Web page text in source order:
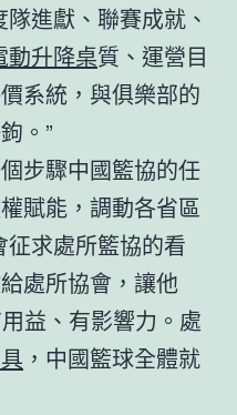
進獻、聯賽成就、
動升降桌質、運營目
系統，與俱樂部的
。”
步驟中國籃協的任
賦能，調動各省區
征求處所籃協的看
處所協會，讓他
益、有影響力。處
，中國籃球全體就